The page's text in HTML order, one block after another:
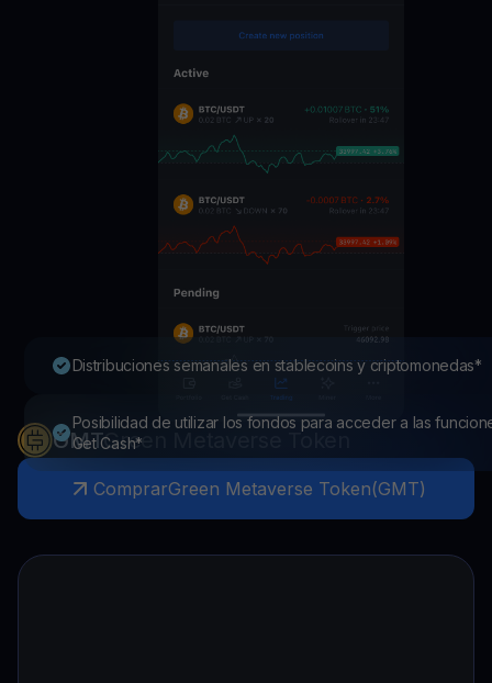
Distribuciones semanales en stablecoins y criptomonedas*
Posibilidad de utilizar los fondos para acceder a las
Get Cash*
GMTGreen Metaverse Token
ComprarGreen Metaverse Token(GMT)